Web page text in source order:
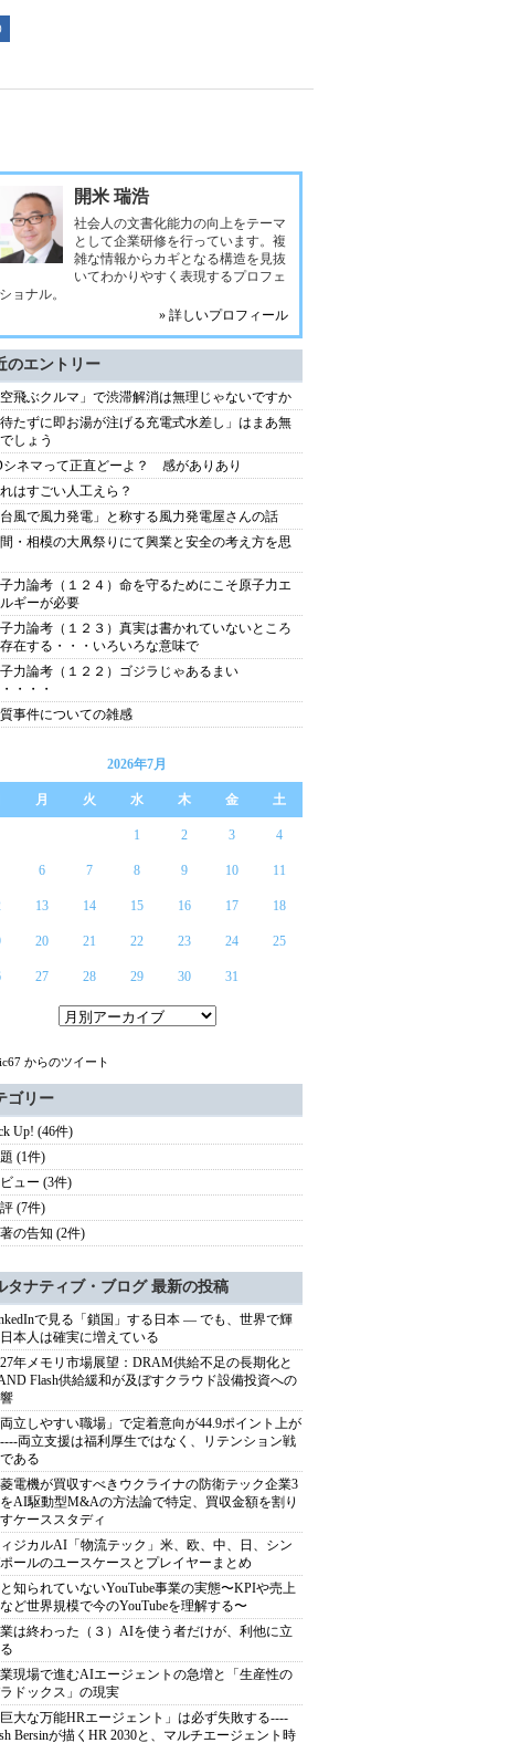
開米 瑞浩
社会人の文書化能力の向上をテーマ
として企業研修を行っています。複
雑な情報からカギとなる構造を見抜
いてわかりやすく表現するプロフェ
ョナル。
» 詳しいプロフィール
のエントリー
空飛ぶクルマ」で渋滞解消は無理じゃないですか
待たずに即お湯が注げる充電式水差し」はまあ無
しょう
シネマって正直どーよ？ 感がありあり
はすごい人工えら？
台風で風力発電」と称する風力発電屋さんの話
・相模の大凧祭りにて興業と安全の考え方を思
力論考（１２４）命を守るためにこそ原子力エ
ギーが必要
力論考（１２３）真実は書かれていないところ
在する・・・いろいろな意味で
力論考（１２２）ゴジラじゃあるまい
・・・
事件についての雑感
2026年7月
月 火 水 木 金 土
1 2 3 4
6 7 8 9 10 11
13 14 15 16 17 18
20 21 22 23 24 25
27 28 29 30 31
からのツイート
ゴリー
Up! (46件)
(1件)
ュー (3件)
(7件)
の告知 (2件)
タナティブ・ブログ 最新の投稿
で見る「鎖国」する日本 ― でも、世界で輝
日本人は確実に増えている
年メモリ市場展望：DRAM供給不足の長期化と
Flash供給緩和が及ぼすクラウド設備投資への
両立しやすい職場」で定着意向が44.9ポイント上が
両立支援は福利厚生ではなく、リテンション戦
ある
電機が買収すべきウクライナの防衛テック企業3
AI駆動型M&Aの方法論で特定、買収金額を割り
ケーススタディ
ジカルAI「物流テック」米、欧、中、日、シン
ールのユースケースとプレイヤーまとめ
知られていないYouTube事業の実態〜KPIや売上
ど世界規模で今のYouTubeを理解する〜
は終わった（３）AIを使う者だけが、利他に立
現場で進むAIエージェントの急増と「生産性の
ドックス」の現実
巨大な万能HRエージェント」は必ず失敗する----
Bersinが描くHR 2030と、マルチエージェント時